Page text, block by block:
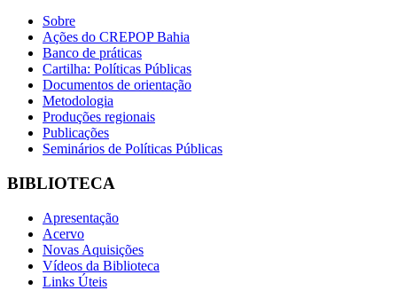
Sobre
Ações do CREPOP Bahia
Banco de práticas
Cartilha: Políticas Públicas
Documentos de orientação
Metodologia
Produções regionais
Publicações
Seminários de Políticas Públicas
BIBLIOTECA
Apresentação
Acervo
Novas Aquisições
Vídeos da Biblioteca
Links Úteis